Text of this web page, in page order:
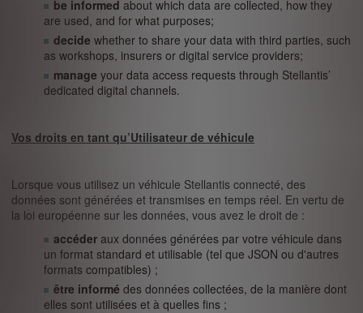
be informed about which data are collected, how they
are used, and for what purposes;
decide whether to share your data with third parties, such
as workshops, insurers or digital service providers;
manage your data access requests through Stellantis’
dedicated digital channels.
Vos droits en tant qu’Utilisateur de véhicule
Lorsque vous utilisez un véhicule Stellantis connecté, des
données sont générées et transmises en temps réel. En vertu de
la loi européenne sur les données, vous avez le droit de :
accéder aux données générées par votre véhicule dans
un format standard et utilisable (tel que JSON ou d'autres
formats compatibles) ;
être informé des données collectées, de la manière dont
elles sont utilisées et à quelles fins ;